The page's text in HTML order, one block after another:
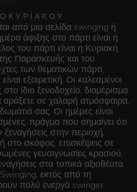
από μια σελίδα swinging ή
άφιξης στο πάρτι είναι η
του πάρτι είναι η Κυριακή.
Παρασκευής και του
των θεματικών πάρτι,
εξαιρετική. Οι καλεσμένοι
ίδιο ξενοδοχείο, διαμέρισμα
αράξετε σε χαλαρή ατμόσφαιρα,
σας. Οι ημέρες είναι
πράγμα που σημαίνει ότι
στην περιοχή,
στο σκάφος, επισκέψεις σε
γευσιγνωσίες κρασιού,
στα τοπικά αξιοθέατα.
εκτός από τη
πολύ ενεργά swinger